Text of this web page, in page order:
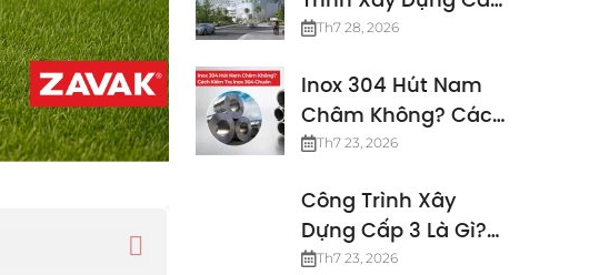
2 Là Gì Theo Quy
Th7 28, 2026
Inox 304 Hút Nam
Châm Không? Cách
Kiểm Tra Inox 304
Th7 23, 2026
Công Trình Xây
Dựng Cấp 3 Là Gì?
Các Tiêu Chuẩn
Th7 23, 2026